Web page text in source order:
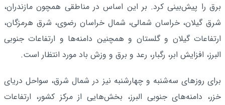
برق را پیش‌بینی کرد. بر این اساس در مناطقی همچون مازندران،
شرق گیلان، خراسان شمالی، شمال خراسان رضوی، شرق هرمزگان،
ارتفاعات گیلان و گلستان و همچنین دامنه‌ها و ارتفاعات جنوبی
البرز، افزایش ابر، رگبار، رعد و برق و وزش باد مورد انتظار است.
برای روزهای سه‌شنبه و چهارشنبه نیز در شمال شرق، سواحل دریای
خزر، دامنه‌های جنوبی البرز، بخش‌هایی از مرکز کشور، ارتفاعات